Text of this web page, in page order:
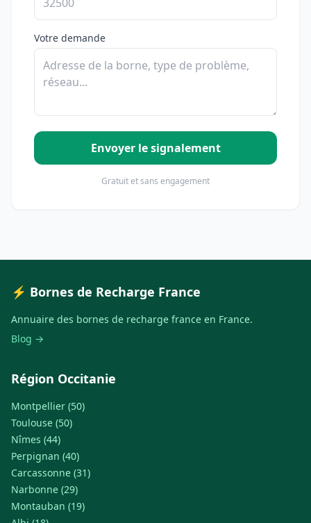
Votre demande
Envoyer le signalement
Gratuit et sans engagement
⚡ Bornes de Recharge France
Annuaire des bornes de recharge france en France.
Blog →
Région Occitanie
Montpellier (50)
Toulouse (50)
Nîmes (44)
Perpignan (40)
Carcassonne (31)
Narbonne (29)
Montauban (19)